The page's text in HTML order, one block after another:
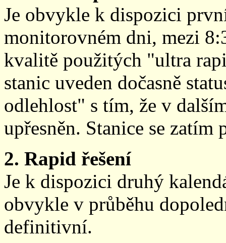
Je obvykle k dispozici
monitorovném dni, mezi
kvalitě použitých "ultra
stanic uveden dočasně
odlehlost" s tím, že v
upřesněn. Stanice se zatím
2. Rapid řešení
Je k dispozici druhý
obvykle v průběhu
definitivní.